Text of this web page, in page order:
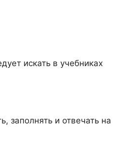
искать в учебниках
заполнять и отвечать на